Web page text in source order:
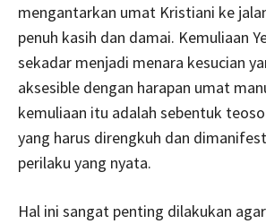
mengantarkan umat Kristiani ke
penuh kasih dan damai. Kemuliaan
sekadar menjadi menara kesucian
aksesible dengan harapan umat
kemuliaan itu adalah sebentuk
yang harus direngkuh dan
perilaku yang nyata.
Hal ini sangat penting dilakukan